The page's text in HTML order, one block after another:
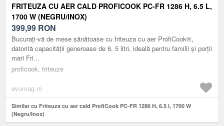
FRITEUZA CU AER CALD PROFICOOK PC-FR 1286 H, 6.5 L,
1700 W (NEGRU/INOX)
399,99 RON
Bucurați-vă de mese sănătoase cu friteuza cu aer ProfiCook®,
datorită capacității generoase de 6, 5 litri, ideală pentru familii și porții
mari Fri...
proficook, friteuze
evomag.ro
Similar cu Friteuza cu aer cald ProfiCook PC-FR 1286 H, 6.5 l, 1700 W
(Negru/Inox)